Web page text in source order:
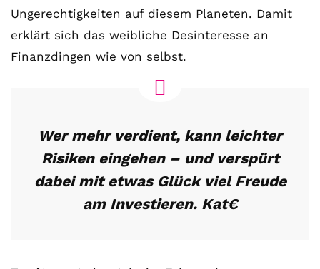
Ungerechtigkeiten auf diesem Planeten. Damit
erklärt sich das weibliche Desinteresse an
Finanzdingen wie von selbst.
Wer mehr verdient, kann leichter
Risiken eingehen – und verspürt
dabei mit etwas Glück viel Freude
am Investieren. Kat€